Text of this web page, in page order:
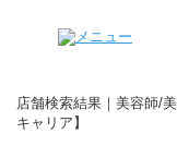
店舗検索結果｜美容師/
キャリア】